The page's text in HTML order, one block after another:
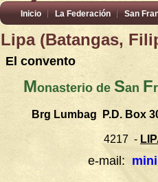
Inicio La Federación San
Lipa (Batangas,
El convento
Monasterio deSan F
Brg Lumbag P.D. Box
4217 -
e-mail: